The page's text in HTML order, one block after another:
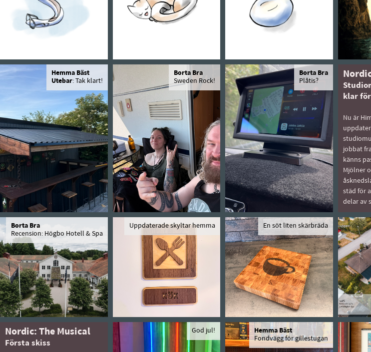
Hemma Bäst
Utebar: Tak klart!
Borta Bra
Sweden Rock!
Borta Bra
Plåtis?
klar
Nu är
jobbat
känns
Mjölner
städ för
delar av
Borta Bra
Recension: Högbo Hotell & Spa
Uppdaterade skyltar hemma En söt liten skärbräda
Nordic: The Musical
Första skiss
God jul!
Hemma Bäst
Fondvägg för gillestugan